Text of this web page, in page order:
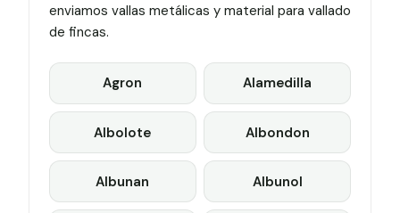
enviamos vallas metálicas y material para vallado
de fincas.
Agron Alamedilla
Albolote Albondon
Albunan Albunol